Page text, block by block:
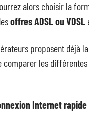
alors choisir la
offres ADSL ou VDSL
proposent déjà la
comparer les
Internet